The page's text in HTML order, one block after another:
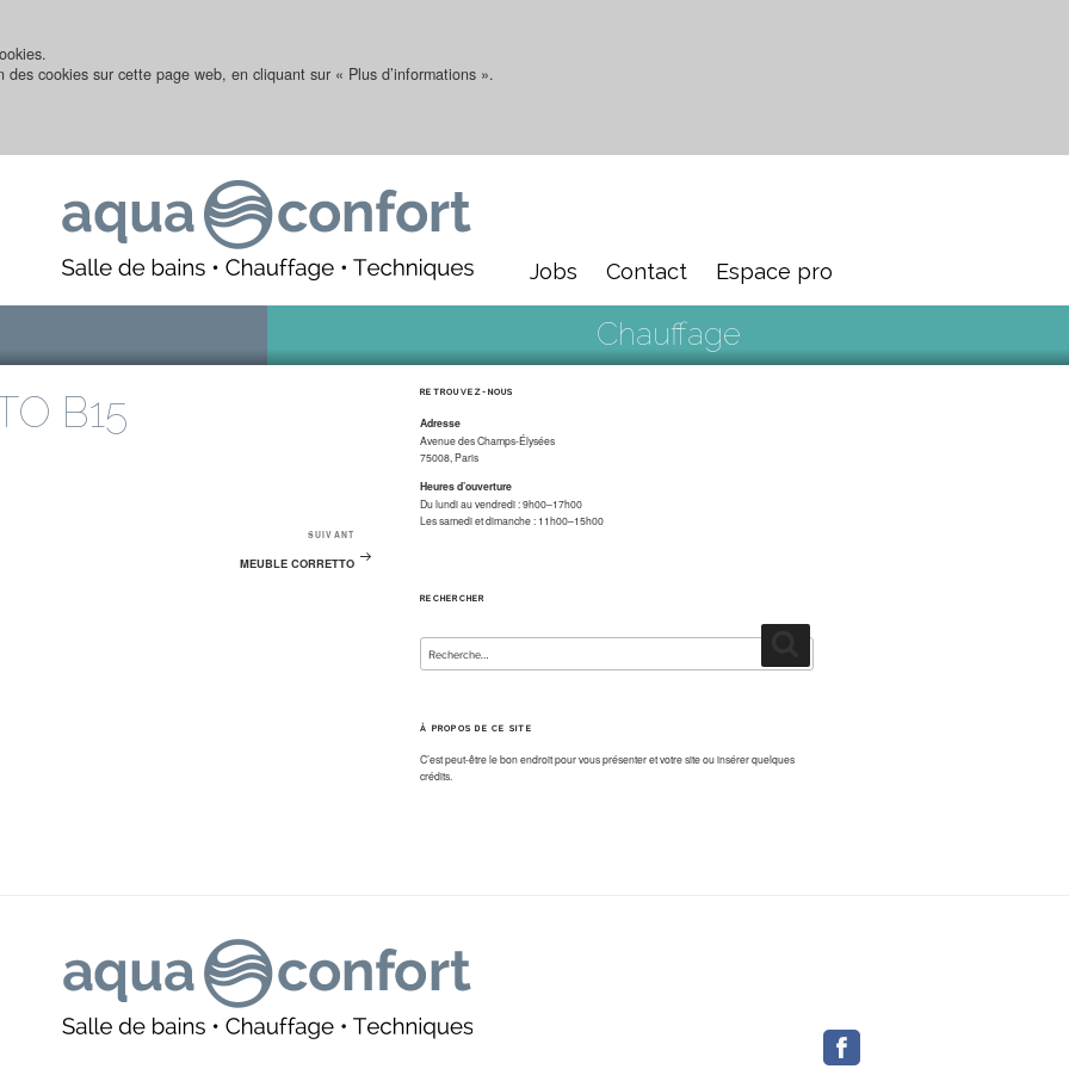
cookies sur cette page web, en cliquant sur « Plus d’informations ».
Jobs Contact Espace pro
Chauffage
B15
suivant
SUIVANT
MEUBLE CORRETTO
RETROUVEZ-NOUS
Adresse
Avenue des Champs-Élysées
75008, Paris
Heures d’ouverture
Du lundi au vendredi : 9h00–17h00
Les samedi et dimanche : 11h00–15h00
RECHERCHER
Recherche
pour
:
Recherche
À PROPOS DE CE SITE
C’est peut-être le bon endroit pour vous présenter et votre site ou insérer quelques
crédits.